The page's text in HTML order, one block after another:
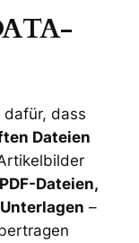
dafür, dass
Dateien
PDF-Dateien,
–